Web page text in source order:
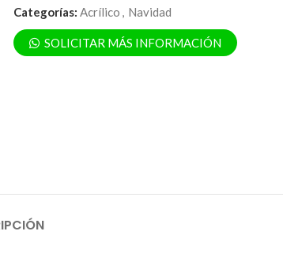
Categorías: Acrílico , Navidad
SOLICITAR MÁS INFORMACIÓN